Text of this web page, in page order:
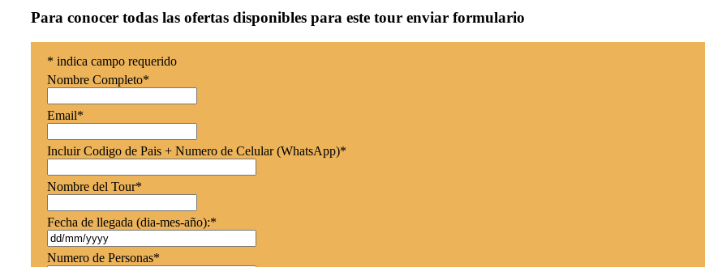
Para conocer todas las ofertas disponibles para este tour enviar formulario
* indica campo requerido
Nombre Completo*
Email*
Incluir Codigo de Pais + Numero de Celular (WhatsApp)*
Nombre del Tour*
Fecha de llegada (dia-mes-año):*
Numero de Personas*